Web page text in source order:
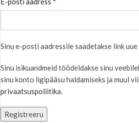
Sinu e-posti aadressile saadetakse link
Sinu isikuandmeid töödeldakse sinu
sinu konto ligipääsu haldamiseks ja muul
privaatsuspoliitika.
Registreeru